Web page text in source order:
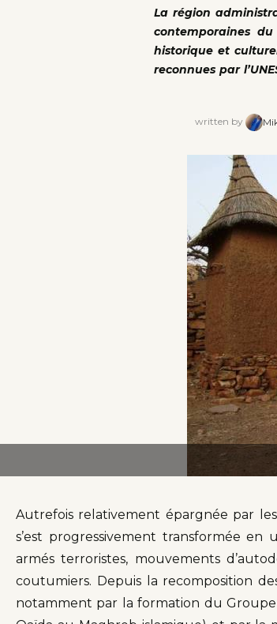
La région
contemporaines
historique et
reconnues par
written by
Autrefois relativement épargnée par
s’est progressivement transformée
armés terroristes, mouvements
coutumiers. Depuis la recomposition
notamment par la formation du Groupe